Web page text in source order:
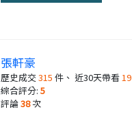
張軒豪
歷史成交315 件、 近30天帶看19
綜合評分:5
評論38次